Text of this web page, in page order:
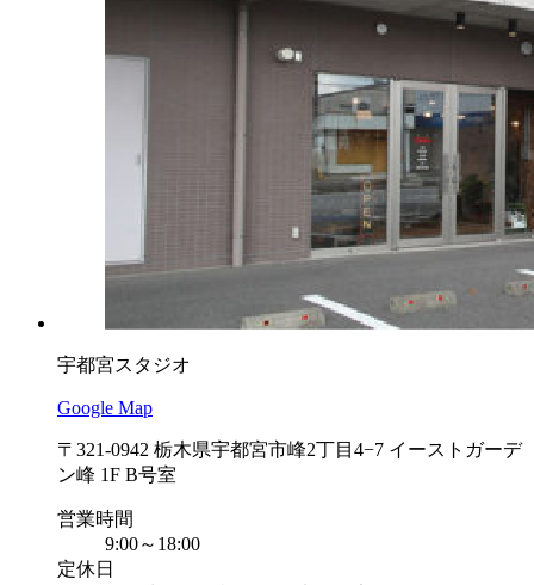
宇都宮スタジオ
Google Map
〒321-0942 栃木県宇都宮市峰2丁目4−7 イーストガーデ
ン峰 1F B号室
営業時間
9:00～18:00
定休日